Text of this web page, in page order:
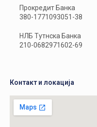
Прокредит Банка
380-1771093051-38
НЛБ Тутнска Банка
210-0682971602-69
Контакт и локација